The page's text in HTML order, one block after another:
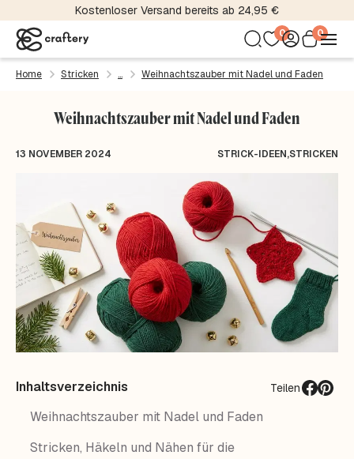
Kostenloser Versand bereits ab 24,95 €
0 0
Home Stricken Weihnachtszauber mit Nadel und Faden
Weihnachtszauber mit Nadel und Faden
13 NOVEMBER 2024 STRICK-IDEEN,STRICKEN
Inhaltsverzeichnis
Weihnachtszauber mit Nadel und Faden
Stricken, Häkeln und Nähen für die
Teilen